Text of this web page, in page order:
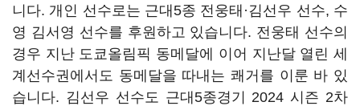
니다. 개인 선수로는 근대5종 전웅태·김선우 선수, 수
영 김서영 선수를 후원하고 있습니다. 전웅태 선수의
경우 지난 도쿄올림픽 동메달에 이어 지난달 열린 세
계선수권에서도 동메달을 따내는 쾌거를 이룬 바 있
습니다. 김선우 선수도 근대5종경기 2024 시즌 2차